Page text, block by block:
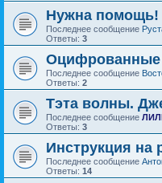
Нужна помощь!
Последнее сообщение
Ответы: 3
Последнее сообщение
Ответы: 2
Тэта волны.
Последнее сообщение
Ответы: 3
Инструкция на
Последнее сообщение
Ответы: 14